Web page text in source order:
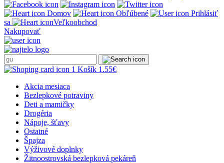
Domov Obľúbené
Prihlásiť
sa
Veľkoobchod
Nakupovať
1 Košík 1.55€
Akcia mesiaca
Bezlepkové potraviny
Deti a mamičky
Drogéria
Nápoje, šťavy
Ostatné
Špajza
Výživové doplnky
Žitnoostrovská bezlepková pekáreň